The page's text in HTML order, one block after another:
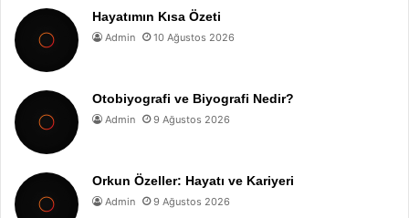
Hayatımın Kısa Özeti
Admin 10 Ağustos 2026
Otobiyografi ve Biyografi Nedir?
Admin 9 Ağustos 2026
Orkun Özeller: Hayatı ve Kariyeri
Admin 9 Ağustos 2026